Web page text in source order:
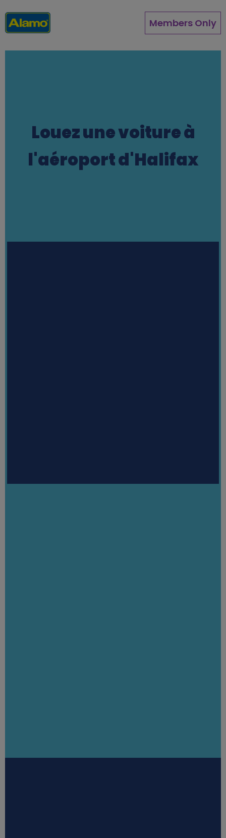
au
contenu
Members Only
Louez une voiture à
l'aéroport d'Halifax